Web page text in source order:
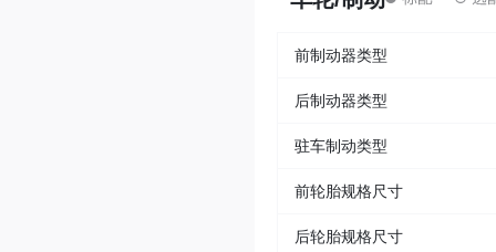
前制动器类型
后制动器类型
驻车制动类型
前轮胎规格尺寸
后轮胎规格尺寸